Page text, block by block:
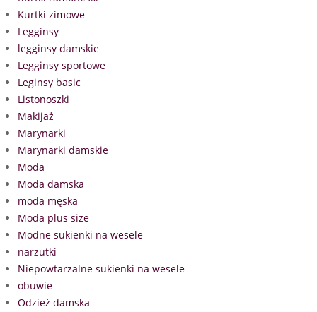
Kurtki zimowe
Legginsy
legginsy damskie
Legginsy sportowe
Leginsy basic
Listonoszki
Makijaż
Marynarki
Marynarki damskie
Moda
Moda damska
moda męska
Moda plus size
Modne sukienki na wesele
narzutki
Niepowtarzalne sukienki na wesele
obuwie
Odzież damska